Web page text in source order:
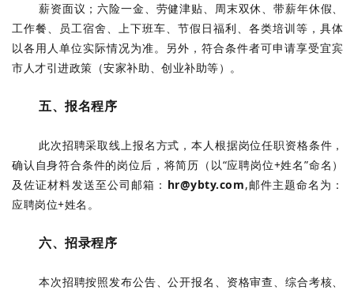
薪资面议；六险一金、劳健津贴、周末双休、带薪年休假、
工作餐、员工宿舍、上下班车、节假日福利、各类培训等，具体
以各用人单位实际情况为准。另外，符合条件者可申请享受宜宾
市人才引进政策 （安家补助、创业补助等）。
五、报名程序
此次招聘采取线上报名方式，本人根据岗位任职资格条件，
确认自身符合条件的岗位后，将简历（以“应聘岗位+姓名”命名）
及佐证材料发送至公司邮箱： hr@ybty.com,邮件主题命名为：
应聘岗位+姓名。
六、招录程序
本次招聘按照发布公告、公开报名、资格审查、综合考核、